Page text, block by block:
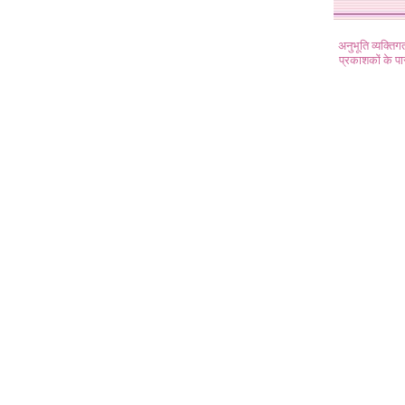
अनुभूति
प्रकाशकों के